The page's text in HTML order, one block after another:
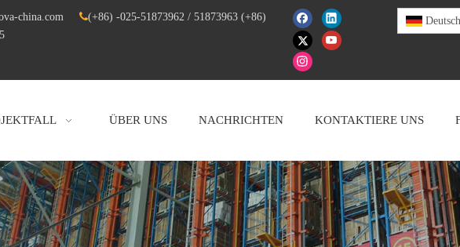
china.com (+86) -025-51873962 / 51873963 (+86)
Deutsch
ÜBER UNS NACHRICHTEN KONTAKTIERE UNS